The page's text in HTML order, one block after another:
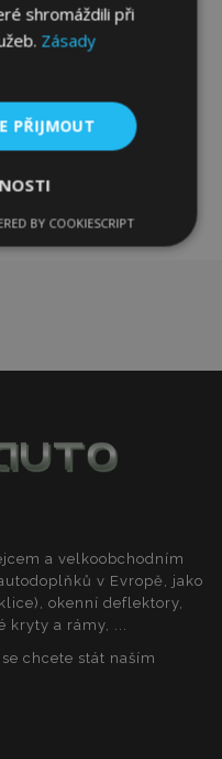
k
a velkoobchodním
v Evropě, jako
okenní deflektory,
kryty a rámy, ...
chcete stát naším
shromáždili při
Zásady
PŘIJMOUT
Soubory
cílení
umožňují základní
je přihlášení
stránky nelze bez
správně
BY COOKIESCRIPT